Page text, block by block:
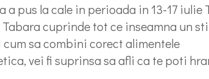
pus la cale in perioada in 13-17 iulie
cuprinde tot ce inseamna un
sa combini corect alimentele
vei fi suprinsa sa afli ca te poti